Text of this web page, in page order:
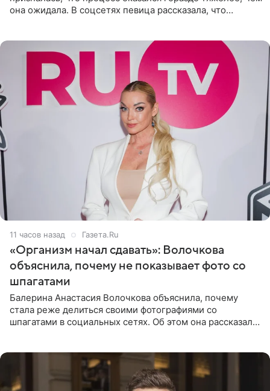
она ожидала. В соцсетях певица рассказала, что
11 часов назад Газета.Ru
«Организм начал сдавать»: Волочкова
объяснила, почему не показывает фото со
шпагатами
Балерина Анастасия Волочкова объяснила, почему
стала реже делиться своими фотографиями со
шпагатами в социальных сетях. Об этом она рассказала